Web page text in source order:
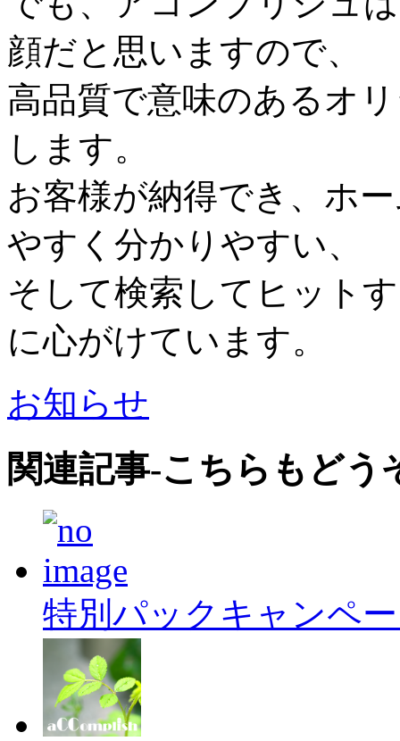
顔だと思いますので、
高品質で意味のあるオ
します。
お客様が納得でき、ホ
やすく分かりやすい、
そして検索してヒット
に心がけています。
お知らせ
関連記事-こちらもどう
特別パックキャンペ